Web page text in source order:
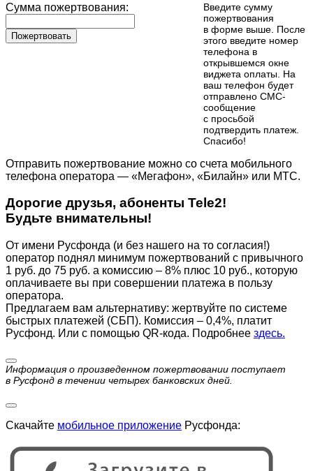
Сумма пожертвования:
Пожертвовать
Введите сумму
пожертвования
в форме выше. После
этого введите номер
телефона в
открывшемся окне
виджета оплаты. На
ваш телефон будет
отправлено СМС-
сообщение
с просьбой
подтвердить платеж.
Cпасибо!
Отправить пожертвование можно со счета мобильного
телефона оператора — «Мегафон», «Билайн» или МТС.
Дорогие друзья, абоненты Tele2!
Будьте внимательны!
От имени Русфонда (и без нашего на то согласия!)
оператор поднял минимум пожертвований с привычного
1 руб. до 75 руб. а комиссию – 8% плюс 10 руб., которую
оплачиваете вы при совершении платежа в пользу
оператора.
Предлагаем вам альтернативу: жертвуйте по cистеме
быстрых платежей (СБП). Комиссия – 0,4%, платит
Русфонд. Или с помощью QR-кода. Подробнее здесь.
Информация о произведенном пожертвовании поступает
в Русфонд в течении четырех банковских дней.
Скачайте мобильное приложение Русфонда: